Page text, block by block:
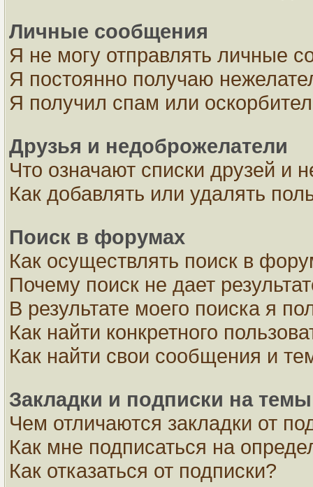
Личные сообщения
Я не могу отправлять личные
Я постоянно получаю
Я получил спам или
Друзья и недоброжелатели
Что означают списки друзей и
Как добавлять или удалять
Поиск в форумах
Как осуществлять поиск в
Почему поиск не дает
В результате моего поиска я
Как найти конкретного
Как найти свои сообщения и
Закладки и подписки на темы
Чем отличаются закладки от
Как мне подписаться на
Как отказаться от подписки?